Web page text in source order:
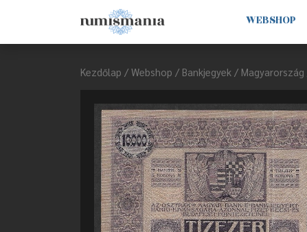
WEBSHOP
Kezdőlap / Webshop / Bankjegyek / Magyarország